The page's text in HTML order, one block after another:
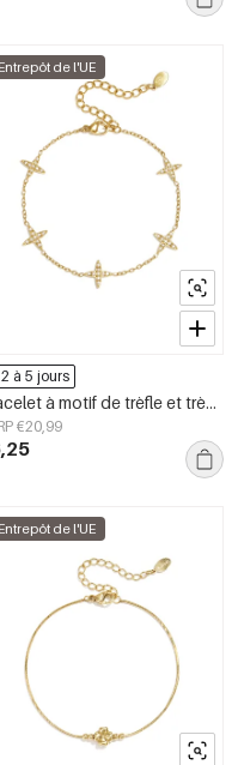
Entrepôt de l'UE
2 à 5 jours
Bracelet à motif de trèfle et trèfles incrustés
€20,99
Entrepôt de l'UE